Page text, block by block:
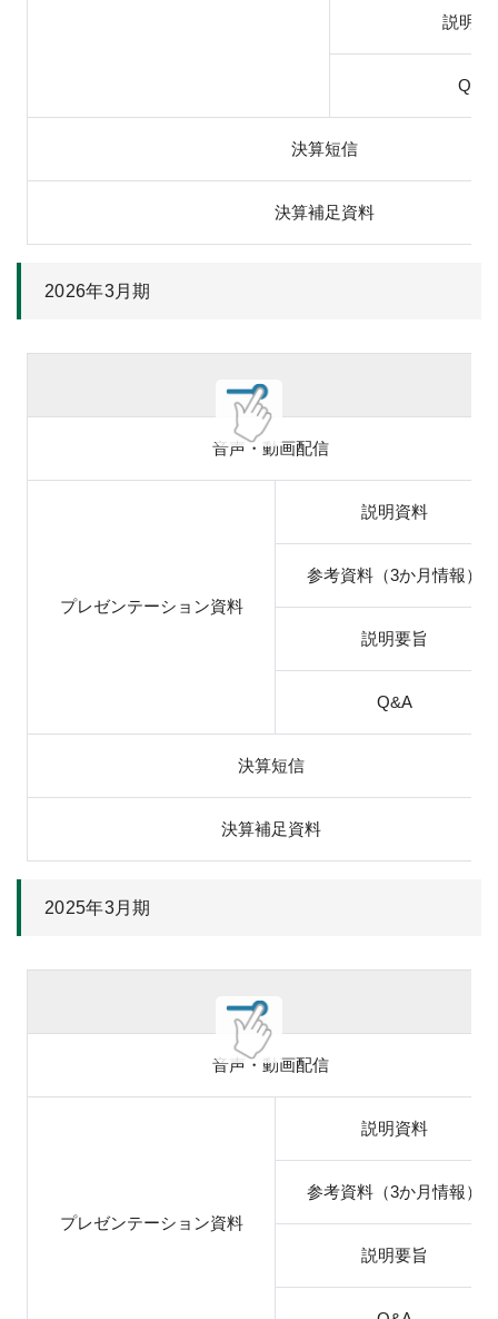
説明要
Q&A
決算短信
決算補足資料
2026年3月期
音声・動画配信
プレゼンテーション資料
説明資料
参考資料（3か月情報）
説明要旨
Q&A
決算短信
決算補足資料
2025年3月期
音声・動画配信
プレゼンテーション資料
説明資料
参考資料（3か月情報）
説明要旨